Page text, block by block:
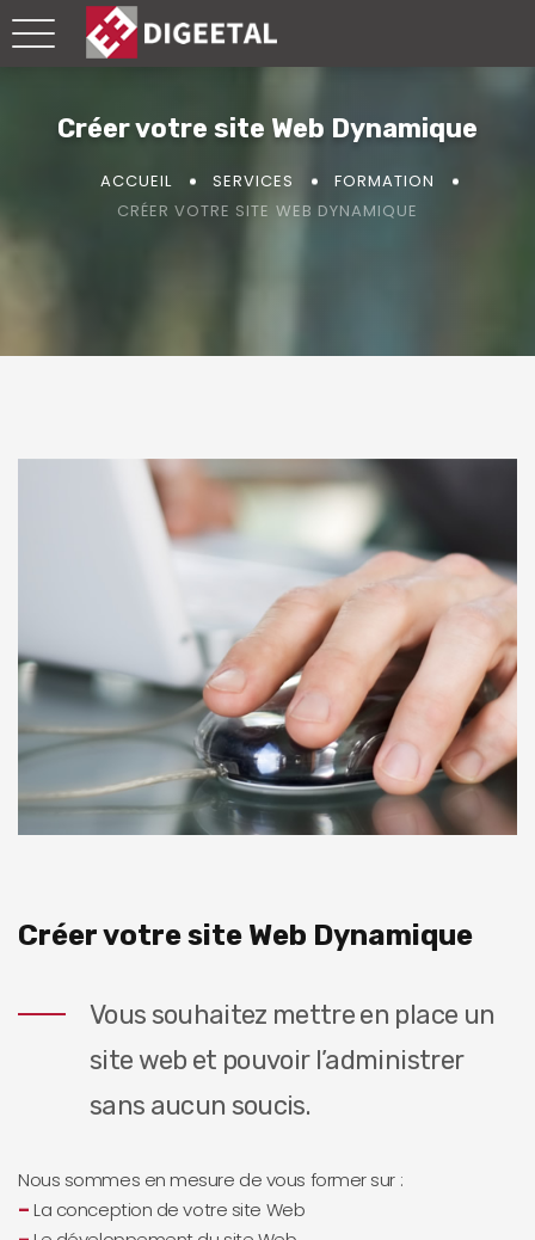
Panneau de gestion des cookies
Créer votre site Web Dynamique
ACCUEIL SERVICES
FORMATION
CRÉER VOTRE SITE WEB DYNAMIQUE
Créer votre site Web Dynamique
Vous souhaitez mettre en place un
site web et pouvoir l’administrer
sans aucun soucis.
Nous sommes en mesure de vous former sur :
– La conception de votre site Web